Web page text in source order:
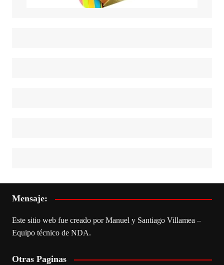
Mensaje:
Este sitio web fue creado por Manuel y Santiago Villamea –
Equipo técnico de NDA.
Otras Paginas